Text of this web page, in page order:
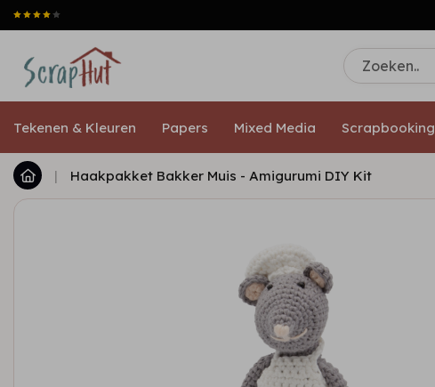
Tekenen & Kleuren Papers Mixed Media Scrapbooking
| Haakpakket Bakker Muis - Amigurumi DIY Kit